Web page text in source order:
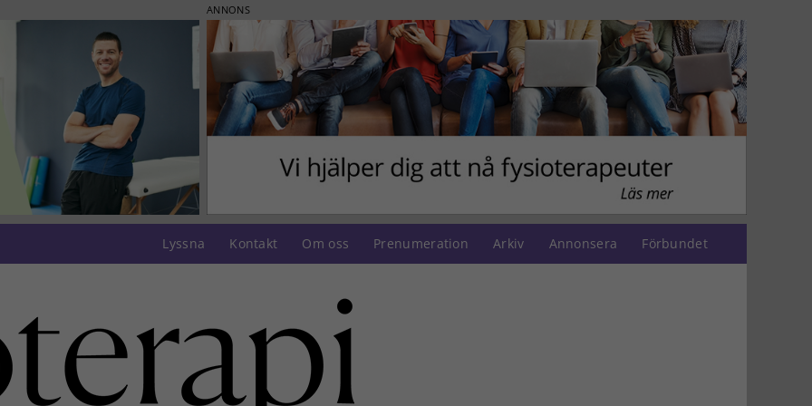
ANNONS
Lyssna Kontakt Om oss Prenumeration Arkiv Annonsera Förbundet